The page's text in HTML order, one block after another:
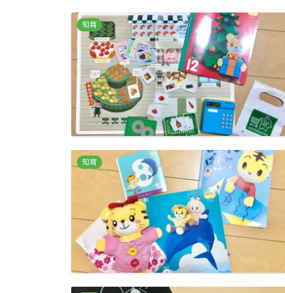
知育
知育